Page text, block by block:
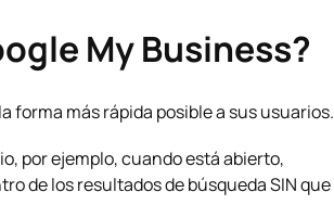
My Business?
forma más rápida posible a sus usuarios.
por ejemplo, cuando está abierto,
de los resultados de búsqueda SIN que